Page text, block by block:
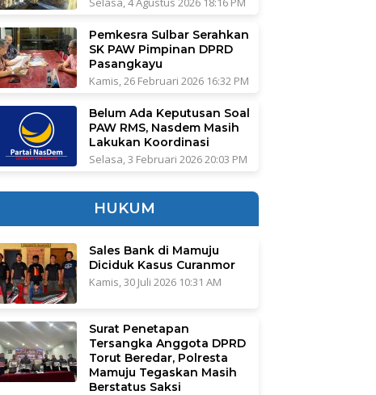
Pemkesra Sulbar Serahkan
SK PAW Pimpinan DPRD
Pasangkayu
Kamis, 26 Februari 2026 16:32 PM
Belum Ada Keputusan Soal
PAW RMS, Nasdem Masih
Lakukan Koordinasi
Selasa, 3 Februari 2026 20:03 PM
HUKUM
Sales Bank di Mamuju
Diciduk Kasus Curanmor
Kamis, 30 Juli 2026 10:31 AM
Surat Penetapan
Tersangka Anggota DPRD
Torut Beredar, Polresta
Mamuju Tegaskan Masih
Berstatus Saksi